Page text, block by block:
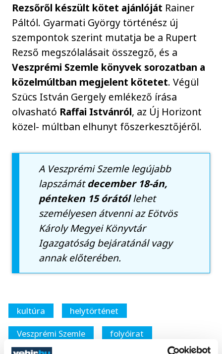
Rezsőről készült kötet ajánlóját Rainer
Páltól. Gyarmati György történész új
szempontok szerint mutatja be a Rupert
Rezső megszólalásait összegző, és a
Veszprémi Szemle könyvek sorozatban a
közelmúltban megjelent kötetet. Végül
Szücs István Gergely emlékező írása
olvasható Raffai Istvánról, az Új Horizont
közel- múltban elhunyt főszerkesztőjéről.
A Veszprémi Szemle legújabb
lapszámátdecember 18-án,
pénteken 15 órátóllehet
személyesen átvenni az Eötvös
Károly Megyei Könyvtár
Igazgatóság bejáratánál vagy
annak előterében.
kultúra
helytörténet
Veszprémi Szemle
folyóirat